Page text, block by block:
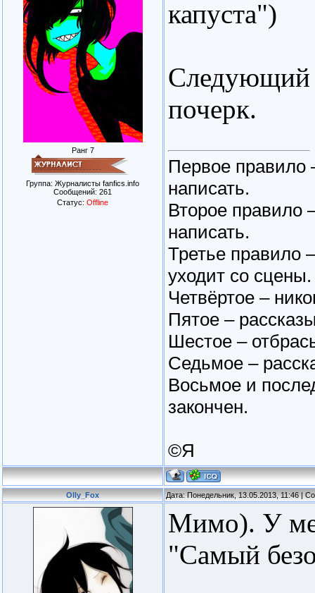
Ранг 7
Группа: Журналисты fanfics.info
Сообщений: 261
Статус: Offline
капуста")
Следующий
почерк.
Первое правило
написать.
Второе правило
написать.
Третье правило
уходит со сцены.
Четвёртое –
Пятое –
Шестое –
Седьмое –
Восьмое и
закончен.
©Я
Olly_Fox Дата: Понедельник, 13.05.2013, 11:46 |
Мимо). У
"Самый